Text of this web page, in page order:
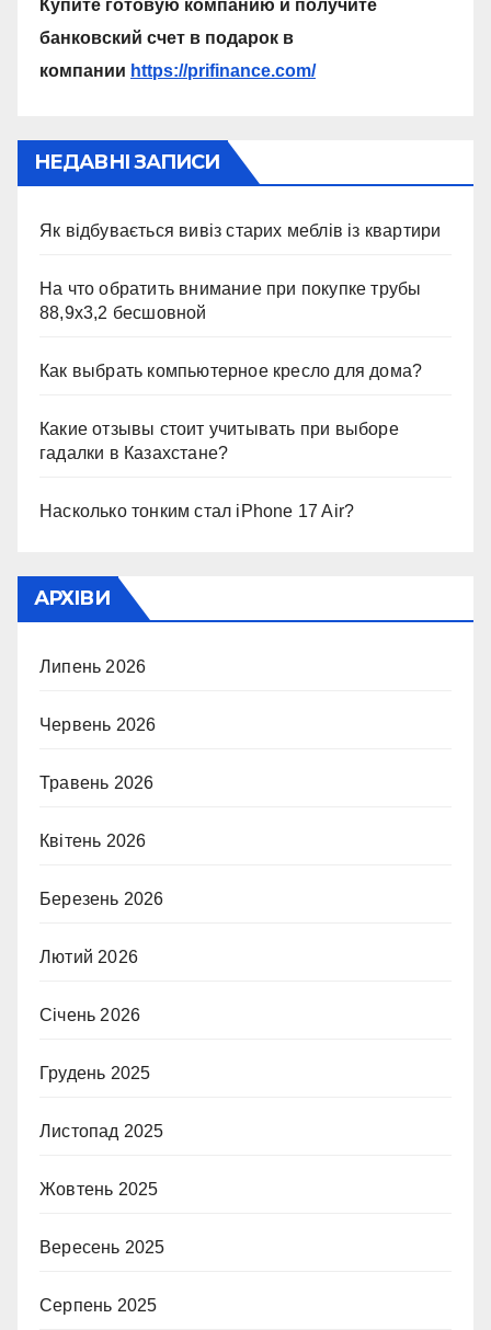
Купите готовую компанию и получите
банковский счет в подарок в
компании https://prifinance.com/
НЕДАВНІ ЗАПИСИ
Як відбувається вивіз старих меблів із квартири
На что обратить внимание при покупке трубы
88,9х3,2 бесшовной
Как выбрать компьютерное кресло для дома?
Какие отзывы стоит учитывать при выборе
гадалки в Казахстане?
Насколько тонким стал iPhone 17 Air?
АРХІВИ
Липень 2026
Червень 2026
Травень 2026
Квітень 2026
Березень 2026
Лютий 2026
Січень 2026
Грудень 2025
Листопад 2025
Жовтень 2025
Вересень 2025
Серпень 2025